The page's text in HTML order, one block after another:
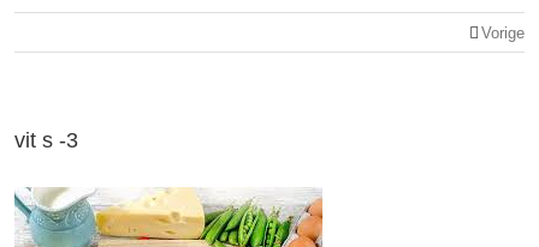
Vorige
vit s -3